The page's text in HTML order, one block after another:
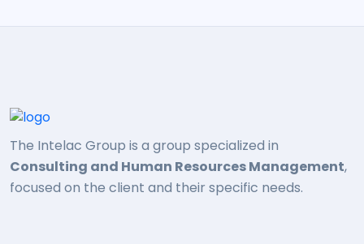
The Intelac Group is a group specialized in
Consulting and Human Resources Management,
focused on the client and their specific needs.